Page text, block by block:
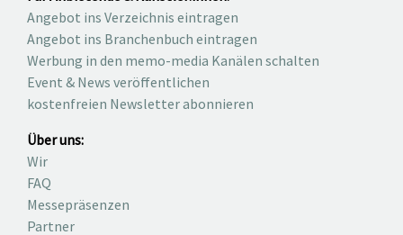
Angebot ins Verzeichnis eintragen
Angebot ins Branchenbuch eintragen
Werbung in den memo-media Kanälen schalten
Event & News veröffentlichen
kostenfreien Newsletter abonnieren
Über uns:
Wir
FAQ
Messepräsenzen
Partner